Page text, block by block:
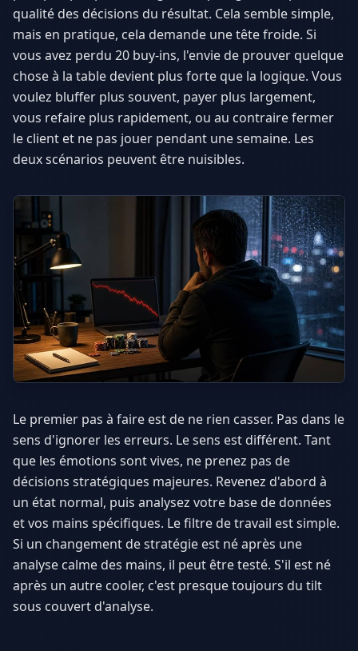
qualité des décisions du résultat. Cela semble simple,
mais en pratique, cela demande une tête froide. Si
vous avez perdu 20 buy-ins, l'envie de prouver quelque
chose à la table devient plus forte que la logique. Vous
voulez bluffer plus souvent, payer plus largement,
vous refaire plus rapidement, ou au contraire fermer
le client et ne pas jouer pendant une semaine. Les
deux scénarios peuvent être nuisibles.
Le premier pas à faire est de ne rien casser. Pas dans le
sens d'ignorer les erreurs. Le sens est différent. Tant
que les émotions sont vives, ne prenez pas de
décisions stratégiques majeures. Revenez d'abord à
un état normal, puis analysez votre base de données
et vos mains spécifiques. Le filtre de travail est simple.
Si un changement de stratégie est né après une
analyse calme des mains, il peut être testé. S'il est né
après un autre cooler, c'est presque toujours du tilt
sous couvert d'analyse.